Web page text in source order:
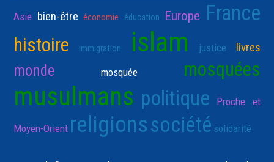
Asie bien-être économie éducation Europe France
histoire immigration islam justice livres
monde mosquée mosquées
musulmans politique Proche et
Moyen-Orient religionssociété solidarité